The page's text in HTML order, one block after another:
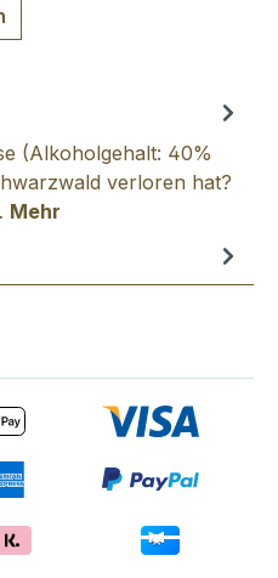
(Alkoholgehalt: 40%
verloren hat?
Mehr